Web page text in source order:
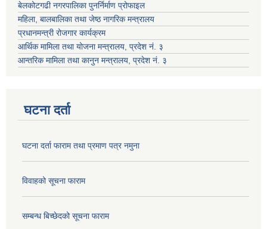
बेलकोटगढी नगरपालिका पुनर्निर्माण प्रोफाइल
महिला, बालबालिका तथा जेष्ठ नागरिक मन्त्रालय
प्रधानमन्त्री रोजगार कार्यक्रम
आर्थिक मामिला तथा योजना मन्त्रालय, प्रदेश नं. ३
आन्तरिक मामिला तथा कानुन मन्त्रालय, प्रदेश नं. ३
घटना दर्ता
घटना दर्ता फाराम तथा प्रमाण पत्र नमुना
विवाहको सूचना फाराम
सम्बन्ध बिच्छेदको सूचना फाराम